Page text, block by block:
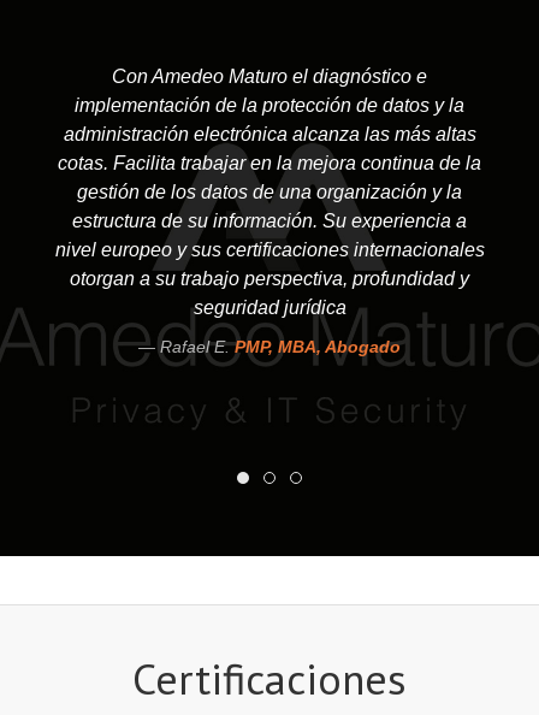
Con Amedeo Maturo el diagnóstico e
implementación de la protección de datos y la
administración electrónica alcanza las más altas
cotas. Facilita trabajar en la mejora continua de la
gestión de los datos de una organización y la
estructura de su información. Su experiencia a
nivel europeo y sus certificaciones internacionales
otorgan a su trabajo perspectiva, profundidad y
seguridad jurídica
Rafael E.PMP, MBA, Abogado
Certificaciones